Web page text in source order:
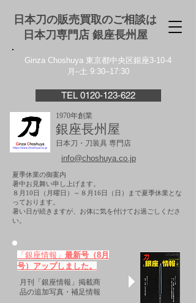
日本刀の販売買取のご相談は
日本刀専門店 銀座⻑州屋
Ginza Choshuya 東京都中央区銀座3-10-4
月–土 9:30–17:30
TEL 0120-123-622
1970年創業
銀座長州屋
日本刀・刀装具 専門店
info@choshuya.co.jp
夏季休業の御案内
暑中お見舞い申し上げます。
８月10日（月曜日）～８月16日（日）まで夏季休業とな
っております。
​暑い日が続きますが、お体に気を付けてお過ごしくださ
い。
「銀座情報」 最新号（8月
号）アップしました。
月刊「銀座情報」掲載商
品の追加写真・補足情報